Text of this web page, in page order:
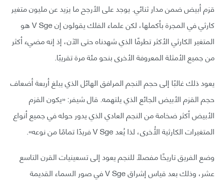
قزم أبيض ضمن مدار ثنائي. يوجد على الأرجح ما يزيد عن مليون متغير
كارثي في المجرة بأكملها، لكن علماء الفلك يقولون إن V Sge هو
المتغير الكارثي الأكثر تطرفًا الذي شهدناه حتى الآن، إذ إنه مضيء أكثر
من جميع الأمثلة المعروفة الأخرى بنحو مئة مرة تقريبًا.
يعود ذلك غالبًا إلى حجم النجم المرافق الهائل الذي يبلغ أربعة أضعاف
حجم القزم الأبيض الجائع الذي يلتهمه. قال شيفر: «يكون القزم
الأبيض أكثر ضخامة من النجم العادي الذي يدور حوله في جميع أنواع
المتغيرات الكارثية الأُخرى، لذا يُعد V Sge فريدًا تمامًا من نوعه».
وضع الفريق تاريخًا مفصلًا للنجم يعود إلى تسعينيات القرن التاسع
عشر، وذلك بعد قياس إشراق V Sge في صور السماء القديمة